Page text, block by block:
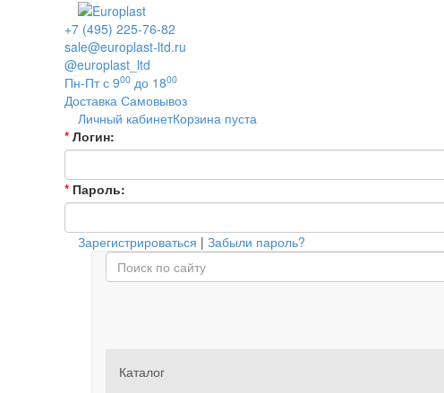
+7 (495) 225-76-82
sale@europlast-ltd.ru
@europlast_ltd
Пн-Пт с 900 до 1800
Доставка Самовывоз
Личный кабинетКорзина пуста
* Логин:
* Пароль:
Зарегистрироваться | Забыли пароль?
Каталог